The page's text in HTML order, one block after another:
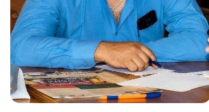
Взнос
от 3000 руб/мес
Подробнее о взносах